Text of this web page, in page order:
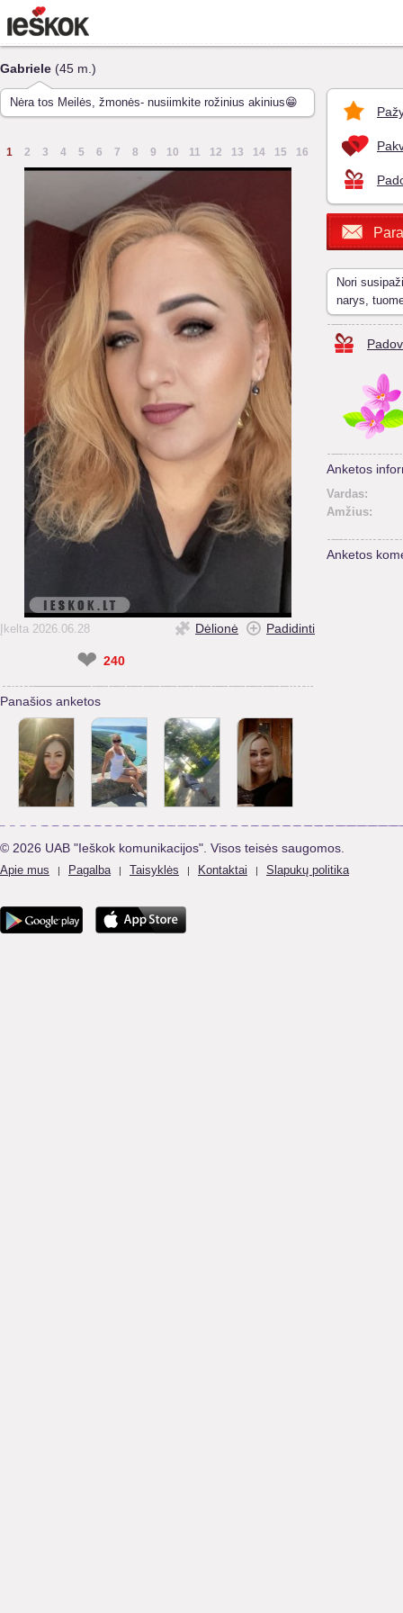
Gabriele (45 m.)
Nėra tos Meilės, žmonės- nusiimkite rožinius akinius😁
1 2 3 4 5 6 7 8 9 10 11 12 13 14 15 16
Įkelta 2026.06.28 Dėlionė Padidinti
❤ 240
Panašios anketos
Nori
narys,
Anketos
Vardas:
Amžius:
Anketos
© 2026 UAB "Ieškok komunikacijos". Visos teisės saugomos.
Apie mus | Pagalba | Taisyklės | Kontaktai | Slapukų politika